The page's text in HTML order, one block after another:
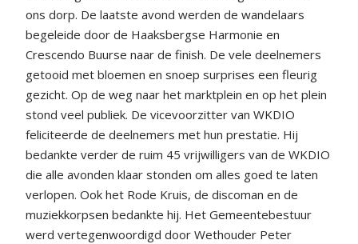
ons dorp. De laatste avond werden de wandelaars
begeleide door de Haaksbergse Harmonie en
Crescendo Buurse naar de finish. De vele deelnemers
getooid met bloemen en snoep surprises een fleurig
gezicht. Op de weg naar het marktplein en op het plein
stond veel publiek. De vicevoorzitter van WKDIO
feliciteerde de deelnemers met hun prestatie. Hij
bedankte verder de ruim 45 vrijwilligers van de WKDIO
die alle avonden klaar stonden om alles goed te laten
verlopen. Ook het Rode Kruis, de discoman en de
muziekkorpsen bedankte hij. Het Gemeentebestuur
werd vertegenwoordigd door Wethouder Peter